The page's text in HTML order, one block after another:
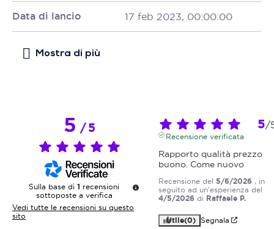
Data di lancio 17 feb 2023, 00:00:00
5/5
Sulla base di 1 recensioni
sottoposte a verifica
Vedi tutte le recensioni su questo
sito
5/
Recensione verificata
Rapporto qualità prezzo
buono. Come nuovo
Recensione del 5/6/2026 , in
seguito ad un'esperienza del
4/5/2026 di Raffaele P.
Utile(0) Segnala